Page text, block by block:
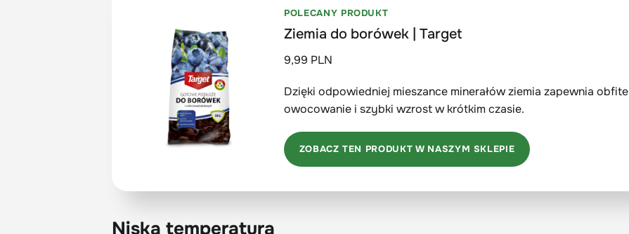
POLECANY PRODUKT
Ziemia do borówek | Target
9,99 PLN
Dzięki odpowiedniej mieszance minerałów ziemia zapewnia obfite
owocowanie i szybki wzrost w krótkim czasie.
ZOBACZ TEN PRODUKT W NASZYM SKLEPIE
Niska temperatura